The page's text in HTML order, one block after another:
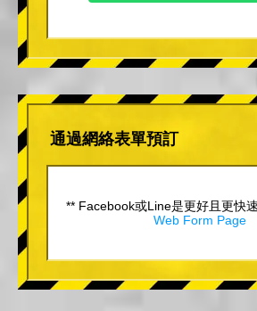
通過網絡表單預訂
** Facebook或Line是更好且更快
Web Form Page